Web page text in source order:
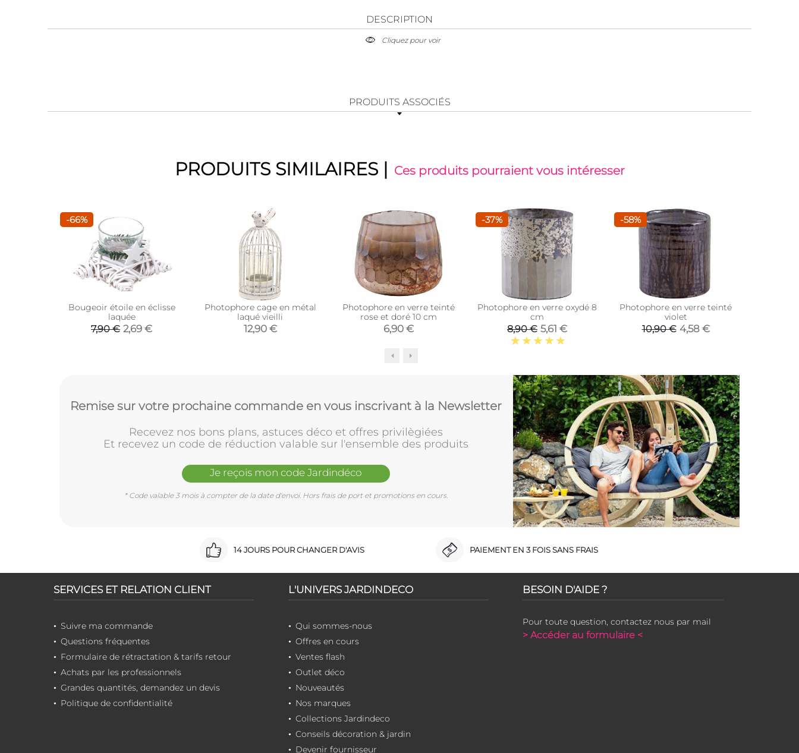
DESCRIPTION
Cliquez pour voir
PRODUITS ASSOCIÉS
PRODUITS SIMILAIRES | Ces produits pourraient vous intéresser
-66%
Bougeoir étoile en éclisse
laquée
7,90 € 2,69 €
Photophore cage en métal
laqué vieilli
12,90 €
Photophore en verre teinté
rose et doré 10 cm
6,90 €
-37%
Photophore en verre oxydé 8
cm
8,90 € 5,61 €
-58%
Photophore en verre teinté
violet
10,90 € 4,58 €
Remise sur votre prochaine commande en vous inscrivant à la Newsletter
Recevez nos bons plans, astuces déco et offres privilègiées
Et recevez un code de réduction valable sur l'ensemble des produits
Je reçois mon code Jardindéco
* Code valable 3 mois à compter de la date d'envoi. Hors frais de port et promotions en cours.
14 JOURS POUR CHANGER D'AVIS PAIEMENT EN 3 FOIS SANS FRAIS
SERVICES ET RELATION CLIENT
Suivre ma commande
Questions fréquentes
Formulaire de rétractation & tarifs retour
Achats par les professionnels
Grandes quantités, demandez un devis
Politique de confidentialité
L'UNIVERS JARDINDECO
Qui sommes-nous
Offres en cours
Ventes flash
Outlet déco
Nouveautés
Nos marques
Collections Jardindeco
Conseils décoration & jardin
Devenir fournisseur
BESOIN D'AIDE ?
Pour toute question, contactez nous par mail
> Accéder au formulaire <